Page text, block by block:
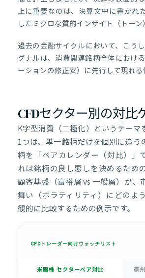
上に重要なのは、決算文中に書かれ
したミクロな質的インサイト（トーン
過去の金融サイクルにおいて、こう
グナルは、消費関連銘柄全体におけ
ーションの修正安）に先行して現れる
CFDセクター別の対比
K字型消費（二極化）というテー
1つは、単一銘柄だけを個別に追う
柄を「ペアカレンダー（対比）」
れは銘柄の良し悪しを決めるため
顧客基盤（富裕層 vs 一般層）が、
舞い（ボラティリティ）にどのよ
観的に比較するための例示です。
CFDトレーダー向けウォッチリスト
米国株 セクターペア対比 豪